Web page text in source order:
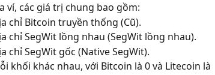
ví, các giá trị chung bao gồm:
chỉ Bitcoin truyền thống (Cũ).
chỉ SegWit lồng nhau (SegWit lồng nhau).
chỉ SegWit gốc (Native SegWit).
khối khác nhau, với Bitcoin là 0 và Litecoin là